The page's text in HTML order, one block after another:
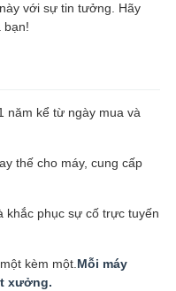
với sự tin tưởng. Hãy
bạn!
năm kể từ ngày mua và
thế cho máy, cung cấp
khắc phục sự cố trực tuyến
kèm một. Mỗi máy
xưởng.